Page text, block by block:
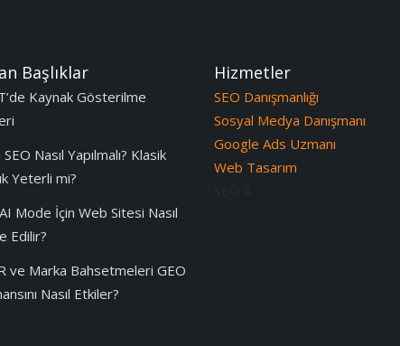
Başlıklar
Kaynak Gösterilme
Nasıl Yapılmalı? Klasik
Yeterli mi?
Mode İçin Web Sitesi Nasıl
Edilir?
ve Marka Bahsetmeleri GEO
Nasıl Etkiler?
Hizmetler
SEO Danışmanlığı
Sosyal Medya Danışmanı
Google Ads Uzmanı
Web Tasarım